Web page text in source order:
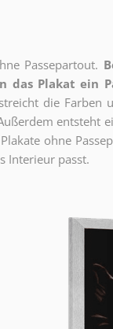
Passepartout.
das Plakat ein
die Farben
entsteht
ohne
Interieur passt.